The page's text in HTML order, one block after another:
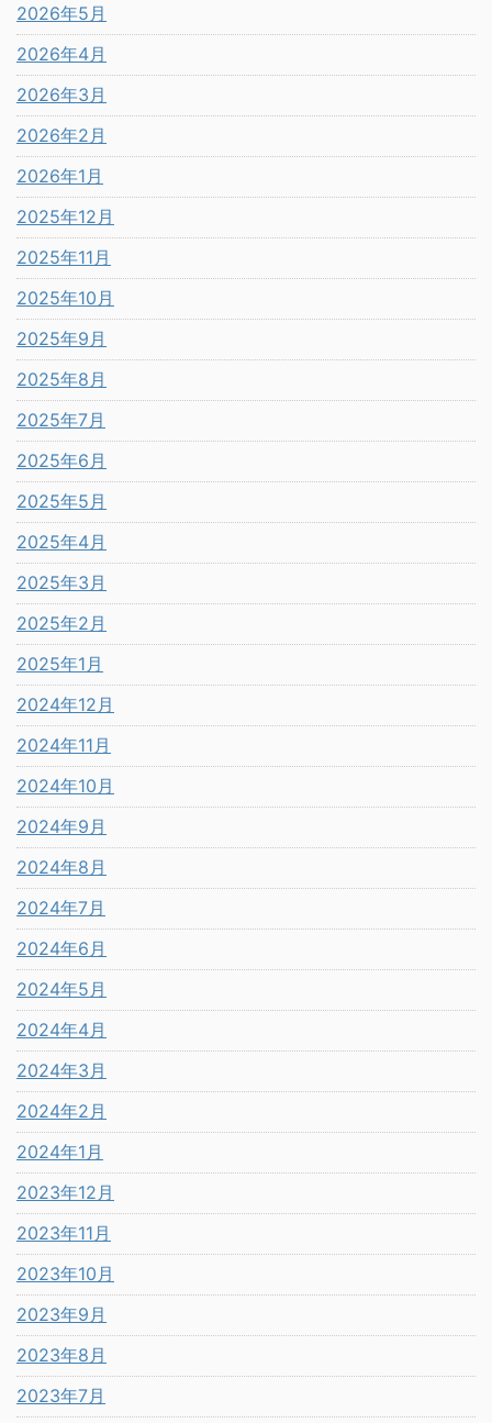
2026年5月
2026年4月
2026年3月
2026年2月
2026年1月
2025年12月
2025年11月
2025年10月
2025年9月
2025年8月
2025年7月
2025年6月
2025年5月
2025年4月
2025年3月
2025年2月
2025年1月
2024年12月
2024年11月
2024年10月
2024年9月
2024年8月
2024年7月
2024年6月
2024年5月
2024年4月
2024年3月
2024年2月
2024年1月
2023年12月
2023年11月
2023年10月
2023年9月
2023年8月
2023年7月